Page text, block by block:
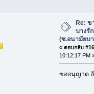
Re:
บางรั
(ซ.อนามัยบ
« ตอบกลับ
10:12:17 PM
ขออนุญาต